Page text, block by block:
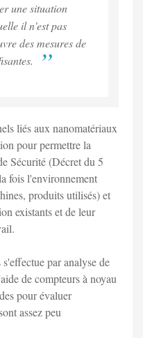
une situation
il n'est pas
des mesures de
liés aux nanomatériaux
pour permettre la
Sécurité (Décret du 5
fois l'environnement
produits utilisés) et
existants et de leur
par analyse de
de compteurs à noyau
pour évaluer
assez peu